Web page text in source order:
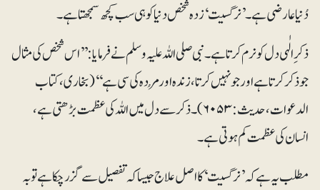
دُنیا عارضی ہے۔ ’نرگسیت‘ زدہ شخص دنیا کو ہی سب کچھ سمجھتا ہے۔
ذکرِ الٰہی دل کو نرم کرتا ہے۔ نبی صلی اللہ علیہ وسلم نے فرمایا: ’’اس شخص کی مثال
جو ذکر کرتا ہے اور جو نہیں کرتا، زندہ اورمُردہ کی سی ہے‘‘ (بخاری، کتاب
الدعوات، حدیث:۶۰۵۳)۔ ذکر سے دل میں اللہ کی عظمت بڑھتی ہے،
انسان کی عظمت کم ہوتی ہے۔
مطلب یہ ہے کہ ’نرگسیت‘ کا اصل علاج جیساکہ تفصیل سے گزر چکا ہے توبہ